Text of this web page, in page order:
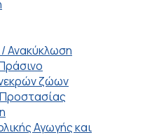
Ανακύκλωση
ζώων
Προστασίας
Αγωγής και